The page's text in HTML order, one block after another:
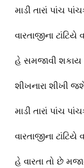
માડી તારાં પાંચ
વારતાજીના ટાંટિયે
હે સમજાવી શકાય
શીખનારા શીખી
માડી તારાં પાંચ
વારતાજીના ટાંટિયે
હે વારતા તો છે